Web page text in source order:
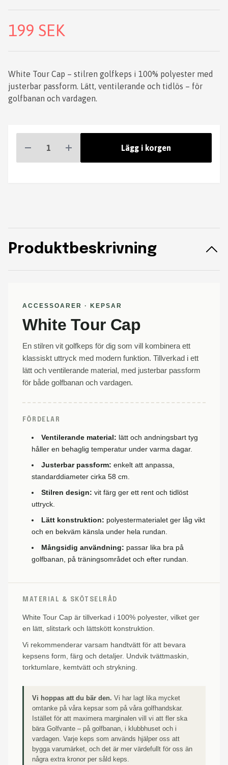
199 SEK
White Tour Cap – stilren golfkeps i 100% polyester med
justerbar passform. Lätt, ventilerande och tidlös – för
golfbanan och vardagen.
Lägg i korgen
Produktbeskrivning
ACCESSOARER · KEPSAR
White Tour Cap
En stilren vit golfkeps för dig som vill kombinera ett
klassiskt uttryck med modern funktion. Tillverkad i ett
lätt och ventilerande material, med justerbar passform
för både golfbanan och vardagen.
FÖRDELAR
Ventilerande material: lätt och andningsbart tyg
håller en behaglig temperatur under varma dagar.
Justerbar passform: enkelt att anpassa,
standarddiameter cirka 58 cm.
Stilren design: vit färg ger ett rent och tidlöst
uttryck.
Lätt konstruktion: polyestermaterialet ger låg vikt
och en bekväm känsla under hela rundan.
Mångsidig användning: passar lika bra på
golfbanan, på träningsområdet och efter rundan.
MATERIAL & SKÖTSELRÅD
White Tour Cap är tillverkad i 100% polyester, vilket ger
en lätt, slitstark och lättskött konstruktion.
Vi rekommenderar varsam handtvätt för att bevara
kepsens form, färg och detaljer. Undvik tvättmaskin,
torktumlare, kemtvätt och strykning.
Vi hoppas att du bär den. Vi har lagt lika mycket
omtanke på våra kepsar som på våra golfhandskar.
Istället för att maximera marginalen vill vi att fler ska
bära Golfvante – på golfbanan, i klubbhuset och i
vardagen. Varje keps som används hjälper oss att
bygga varumärket, och det är mer värdefullt för oss än
några extra kronor per såld keps.